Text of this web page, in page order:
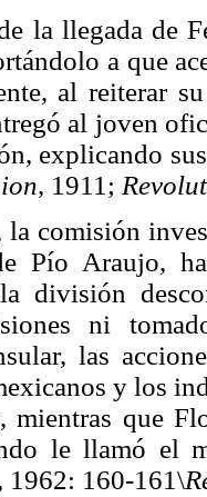
la llegada de
a que
al reiterar
al joven
explicando
, 1911;
comisión
Pío Araujo,
división
ni
las
y los
mientras que
le llamó el
1962: 160-161\